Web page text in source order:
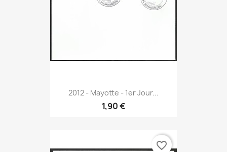
2012 - Mayotte - 1er Jour...
1,90 €
favorite_border